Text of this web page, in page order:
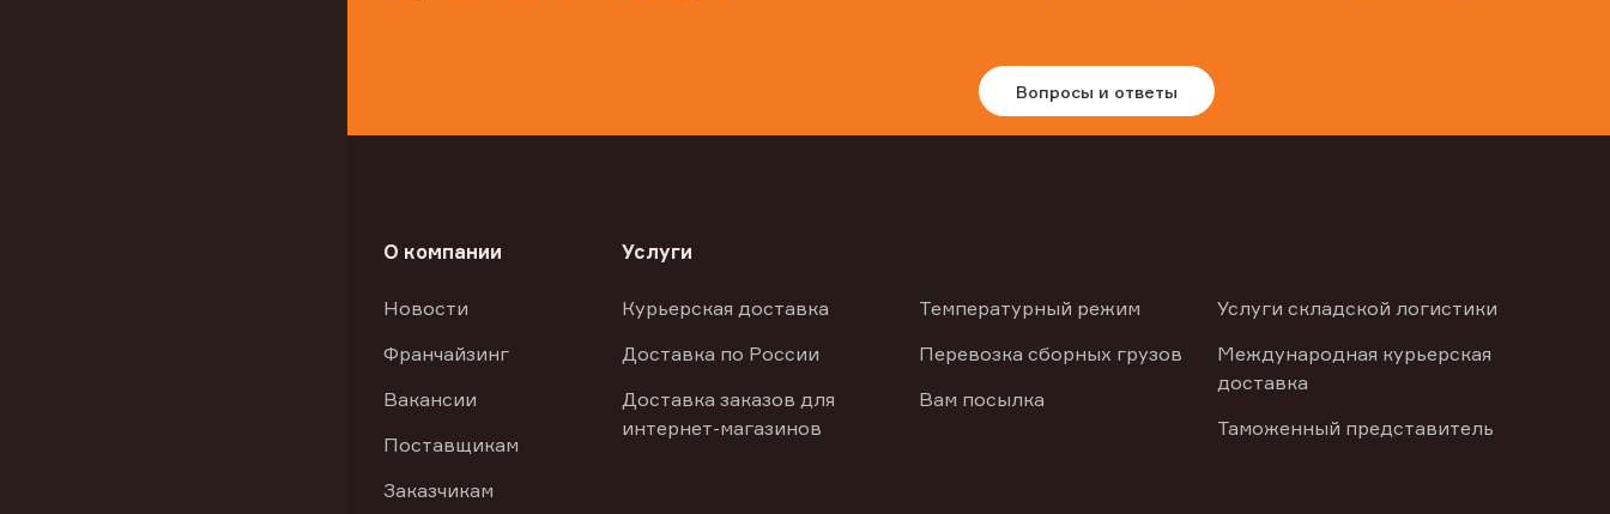
Вопросы и ответы
О компании
Новости
Франчайзинг
Вакансии
Поставщикам
Заказчикам
Услуги
Курьерская доставка
Доставка по России
Доставка заказов для
интернет-магазинов
Температурный режим
Перевозка сборных грузов
Вам посылка
Услуги складской логистики
Международная курьерская
доставка
Таможенный представитель